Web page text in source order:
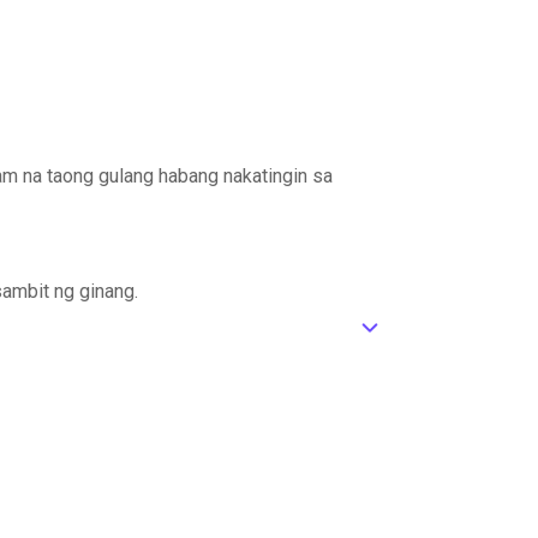
na taong gulang habang nakatingin sa
ng ginang.
ic_default